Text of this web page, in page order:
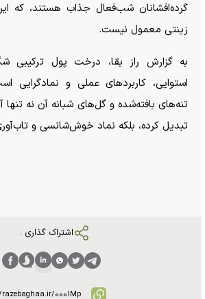
گرده‌افشانان شب‌فعال جذاب هستند، که
زینتی معمول نیست.
به گزارش راز بقا، درخت پول ترکیبی
استوایی، کاربرد‌های عملی و نمادگرایی
تنه‌های بافته‌شده و گل‌های شبانه آن نه
تبدیل کرده، بلکه نماد خوش‌شانسی و
اشتراک گذاری :